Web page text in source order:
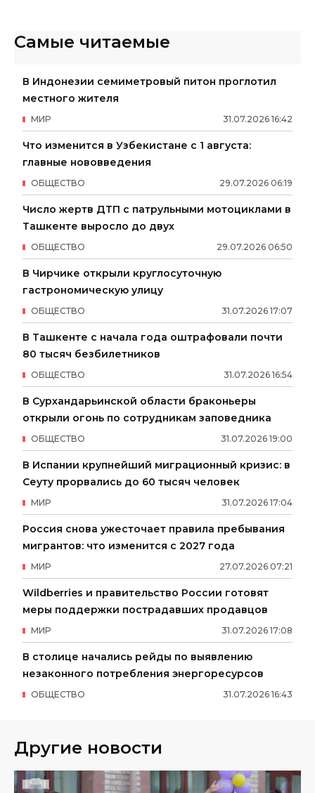
Самые читаемые
В Индонезии семиметровый питон проглотил
местного жителя
31.07.2026 16:42
МИР
Что изменится в Узбекистане с 1 августа:
главные нововведения
29.07.2026 06:19
ОБЩЕСТВО
Число жертв ДТП с патрульными мотоциклами в
Ташкенте выросло до двух
29.07.2026 06:50
ОБЩЕСТВО
В Чирчике открыли круглосуточную
гастрономическую улицу
31.07.2026 17:07
ОБЩЕСТВО
В Ташкенте с начала года оштрафовали почти
80 тысяч безбилетников
31.07.2026 16:54
ОБЩЕСТВО
В Сурхандарьинской области браконьеры
открыли огонь по сотрудникам заповедника
31.07.2026 19:00
ОБЩЕСТВО
В Испании крупнейший миграционный кризис: в
Сеуту прорвались до 60 тысяч человек
31.07.2026 17:04
МИР
Россия снова ужесточает правила пребывания
мигрантов: что изменится с 2027 года
27.07.2026 07:21
МИР
Wildberries и правительство России готовят
меры поддержки пострадавших продавцов
31.07.2026 17:08
МИР
В столице начались рейды по выявлению
незаконного потребления энергоресурсов
31.07.2026 16:43
ОБЩЕСТВО
Другие новости